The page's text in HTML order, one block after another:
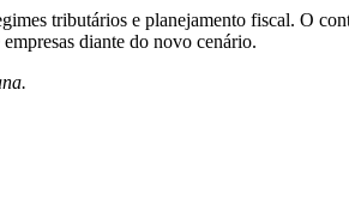
tributários e planejamento fiscal. O
diante do novo cenário.